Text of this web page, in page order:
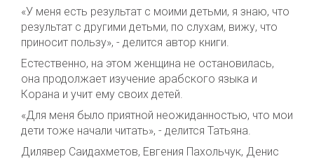
«У меня есть результат с моими детьми, я знаю, что
результат с другими детьми, по слухам, вижу, что
приносит пользу», - делится автор книги.
Естественно, на этом женщина не остановилась,
она продолжает изучение арабского языка и
Корана и учит ему своих детей.
«Для меня было приятной неожиданностью, что мои
дети тоже начали читать», - делится Татьяна.
Дилявер Саидахметов, Евгения Пахольчук, Денис